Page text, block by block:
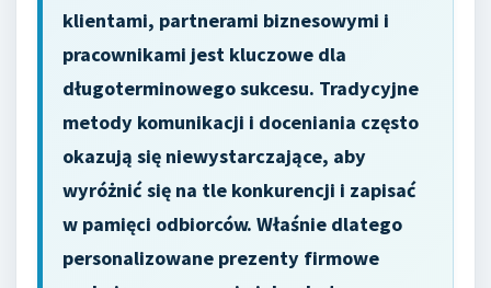
klientami, partnerami biznesowymi i
pracownikami jest kluczowe dla
długoterminowego sukcesu. Tradycyjne
metody komunikacji i doceniania często
okazują się niewystarczające, aby
wyróżnić się na tle konkurencji i zapisać
w pamięci odbiorców. Właśnie dlatego
personalizowane prezenty firmowe